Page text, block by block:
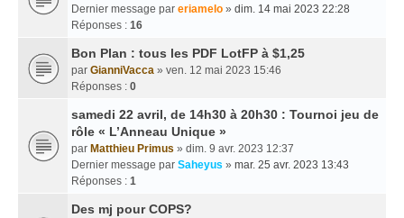
Dernier message par eriamelo » dim. 14 mai 2023 22:28
Réponses : 16
Bon Plan : tous les PDF LotFP à $1,25
par GianniVacca » ven. 12 mai 2023 15:46
Réponses : 0
samedi 22 avril, de 14h30 à 20h30 : Tournoi jeu de
rôle « L’Anneau Unique »
par Matthieu Primus » dim. 9 avr. 2023 12:37
Dernier message par Saheyus » mar. 25 avr. 2023 13:43
Réponses : 1
Des mj pour COPS?